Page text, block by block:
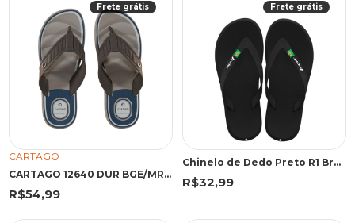
Frete grátis
CARTAGO
CARTAGO 12640 DUR BGE/MRR/AZU 45 EMA 12640 BEGE/MARROM/AZUL
R$54,99
Frete grátis
Chinelo de Dedo Preto R1 Brasil | Rider
R$32,99